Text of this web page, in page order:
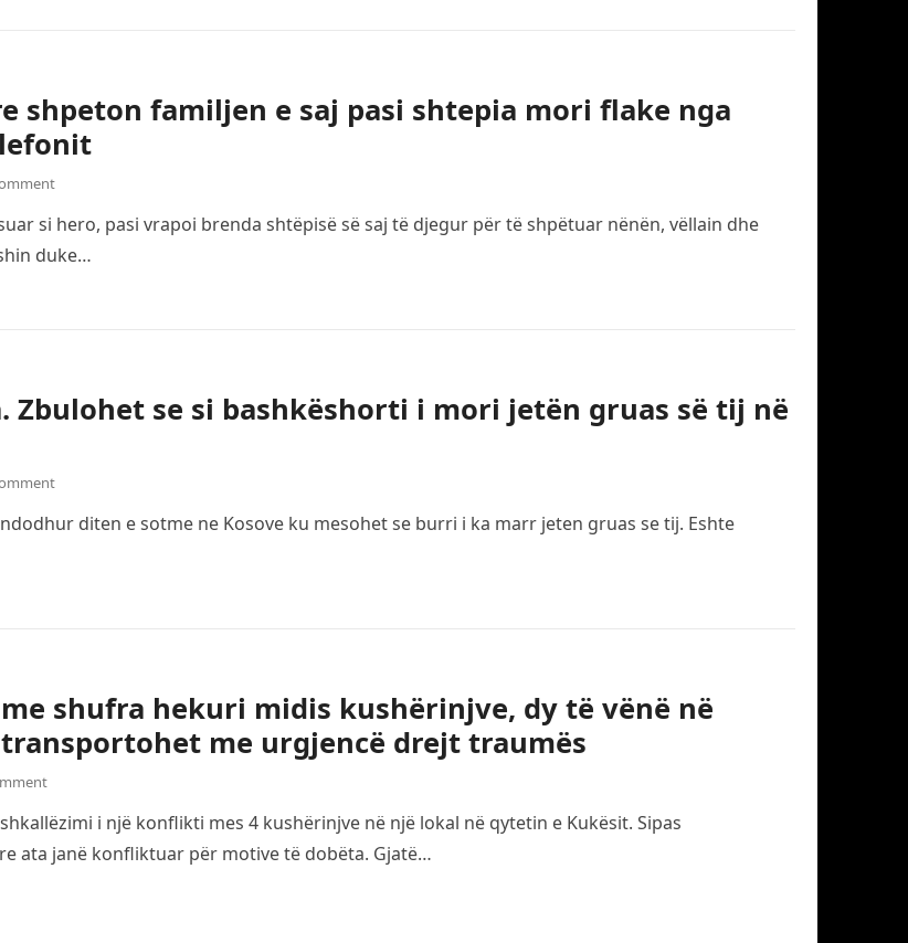
shpeton familjen e saj pasi shtepia mori flake nga
si hero, pasi vrapoi brenda shtëpisë së saj të djegur për të shpëtuar nënën, vëllain dhe
duke…
Zbulohet se si bashkëshorti i mori jetën gruas së tij në
diten e sotme ne Kosove ku mesohet se burri i ka marr jeten gruas se tij. Eshte
shufra hekuri midis kushërinjve, dy të vënë në
me urgjencë drejt traumës
i një konflikti mes 4 kushërinjve në një lokal në qytetin e Kukësit. Sipas
ata janë konfliktuar për motive të dobëta. Gjatë…